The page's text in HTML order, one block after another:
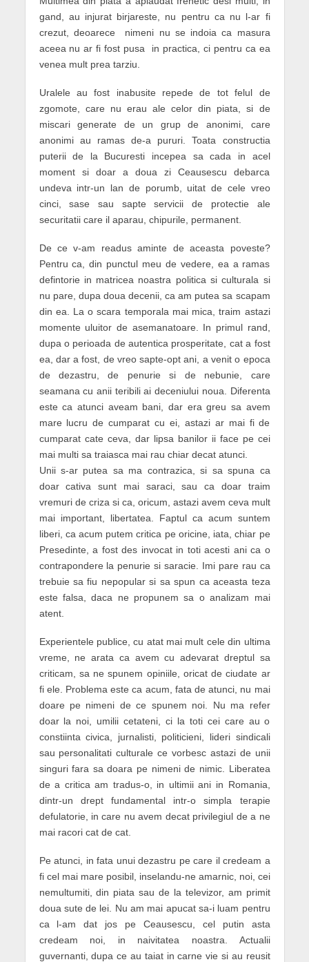
gand, au injurat birjareste, nu pentru ca nu l-ar fi
crezut, deoarece nimeni nu se indoia ca masura
aceea nu ar fi fost pusa in practica, ci pentru ca ea
venea mult prea tarziu.
Uralele au fost inabusite repede de tot felul de
zgomote, care nu erau ale celor din piata, si de
miscari generate de un grup de anonimi, care
anonimi au ramas de-a pururi. Toata constructia
puterii de la Bucuresti incepea sa cada in acel
moment si doar a doua zi Ceausescu debarca
undeva intr-un lan de porumb, uitat de cele vreo
cinci, sase sau sapte servicii de protectie ale
securitatii care il aparau, chipurile, permanent.
De ce v-am readus aminte de aceasta poveste?
Pentru ca, din punctul meu de vedere, ea a ramas
defintorie in matricea noastra politica si culturala si
nu pare, dupa doua decenii, ca am putea sa scapam
din ea. La o scara temporala mai mica, traim astazi
momente uluitor de asemanatoare. In primul rand,
dupa o perioada de autentica prosperitate, cat a fost
ea, dar a fost, de vreo sapte-opt ani, a venit o epoca
de dezastru, de penurie si de nebunie, care
seamana cu anii teribili ai deceniului noua. Diferenta
este ca atunci aveam bani, dar era greu sa avem
mare lucru de cumparat cu ei, astazi ar mai fi de
cumparat cate ceva, dar lipsa banilor ii face pe cei
mai multi sa traiasca mai rau chiar decat atunci.
Unii s-ar putea sa ma contrazica, si sa spuna ca
doar cativa sunt mai saraci, sau ca doar traim
vremuri de criza si ca, oricum, astazi avem ceva mult
mai important, libertatea. Faptul ca acum suntem
liberi, ca acum putem critica pe oricine, iata, chiar pe
Presedinte, a fost des invocat in toti acesti ani ca o
contrapondere la penurie si saracie. Imi pare rau ca
trebuie sa fiu nepopular si sa spun ca aceasta teza
este falsa, daca ne propunem sa o analizam mai
atent.
Experientele publice, cu atat mai mult cele din ultima
vreme, ne arata ca avem cu adevarat dreptul sa
criticam, sa ne spunem opiniile, oricat de ciudate ar
fi ele. Problema este ca acum, fata de atunci, nu mai
doare pe nimeni de ce spunem noi. Nu ma refer
doar la noi, umilii cetateni, ci la toti cei care au o
constiinta civica, jurnalisti, politicieni, lideri sindicali
sau personalitati culturale ce vorbesc astazi de unii
singuri fara sa doara pe nimeni de nimic. Liberatea
de a critica am tradus-o, in ultimii ani in Romania,
dintr-un drept fundamental intr-o simpla terapie
defulatorie, in care nu avem decat privilegiul de a ne
mai racori cat de cat.
Pe atunci, in fata unui dezastru pe care il credeam a
fi cel mai mare posibil, inselandu-ne amarnic, noi, cei
nemultumiti, din piata sau de la televizor, am primit
doua sute de lei. Nu am mai apucat sa-i luam pentru
ca l-am dat jos pe Ceausescu, cel putin asta
credeam noi, in naivitatea noastra. Actualii
guvernanti, dupa ce au taiat in carne vie si au reusit